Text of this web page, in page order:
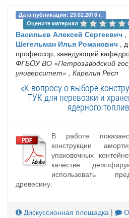
Дата публикации: 23.02.2018 г.
Оцените материал
Васильев Алексей Сергеевич ,
Шегельман Илья Романович ,
профессор, заведующий
ФГБOУ ВО «Петрозаводский
университет» , Карелия Респ
«К вопросу о выборе
ТУК для перевозки и
ядерного
В работе
конструкции
упаковочных
качестве
использовать
древесину.
Дискуссионная площадка |